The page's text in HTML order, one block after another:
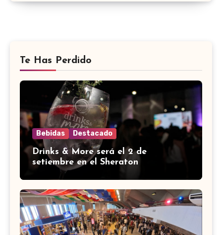
Te Has Perdido
Bebidas Destacado
Drinks & More será el 2 de
setiembre en el Sheraton